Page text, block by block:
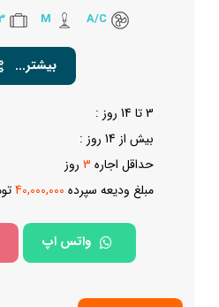
A/C
M
3
بیشتر...
3 تا 14 روز :
بیش از 14 روز :
حداقل اجاره3روز
مبلغ ودیعه سپرده40,000,000
واتس اپ